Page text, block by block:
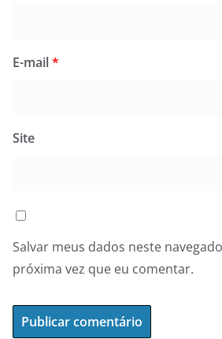
E-mail*
Site
Salvar meus dados neste
próxima vez que eu comentar.